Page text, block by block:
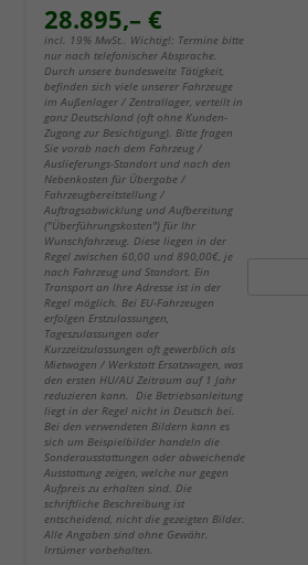
28.895,– €
incl. 19% MwSt.. Wichtig!: Termine bitte
nur nach telefonischer Absprache.
Durch unsere bundesweite Tätigkeit,
befinden sich viele unserer Fahrzeuge
im Außenlager / Zentrallager, verteilt in
ganz Deutschland (oft ohne Kunden-
Zugang zur Besichtigung). Bitte fragen
Sie vorab nach dem Fahrzeug /
Auslieferungs-Standort und nach den
Nebenkosten für Übergabe /
Fahrzeugbereitstellung /
Auftragsabwicklung und Aufbereitung
("Überführungskosten") für Ihr
Wunschfahrzeug. Diese liegen in der
Regel zwischen 60,00 und 890,00€, je
nach Fahrzeug und Standort. Ein
Transport an Ihre Adresse ist in der
Regel möglich. Bei EU-Fahrzeugen
erfolgen Erstzulassungen,
Tageszulassungen oder
Kurzzeitzulassungen oft gewerblich als
Mietwagen / Werkstatt Ersatzwagen, was
den ersten HU/AU Zeitraum auf 1 Jahr
reduzieren kann. Die Betriebsanleitung
liegt in der Regel nicht in Deutsch bei.
Bei den verwendeten Bildern kann es
sich um Beispielbilder handeln die
Sonderausstattungen oder abweichende
Ausstattung zeigen, welche nur gegen
Aufpreis zu erhalten sind. Die
schriftliche Beschreibung ist
entscheidend, nicht die gezeigten Bilder.
Alle Angaben sind ohne Gewähr.
Irrtümer vorbehalten.